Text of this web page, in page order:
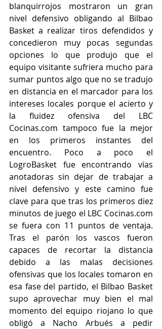
blanquirrojos mostraron un gran
nivel defensivo obligando al Bilbao
Basket a realizar tiros defendidos y
concedieron muy pocas segundas
opciones lo que produjo que el
equipo visitante sufriera mucho para
sumar puntos algo que no se tradujo
en distancia en el marcador para los
intereses locales porque el acierto y
la fluidez ofensiva del LBC
Cocinas.com tampoco fue la mejor
en los primeros instantes del
encuentro. Poco a poco el
LogroBasket fue encontrando vías
anotadoras sin dejar de trabajar a
nivel defensivo y este camino fue
clave para que tras los primeros diez
minutos de juego el LBC Cocinas.com
se fuera con 11 puntos de ventaja.
Tras el parón los vascos fueron
capaces de recortar la distancia
debido a las malas decisiones
ofensivas que los locales tomaron en
esa fase del partido, el Bilbao Basket
supo aprovechar muy bien el mal
momento del equipo riojano lo que
obligó a Nacho Arbués a pedir